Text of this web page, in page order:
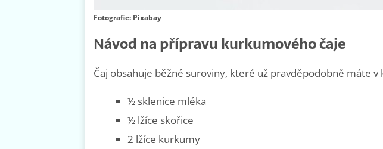
Fotografie: Pixabay
Návod na přípravu kurkumového čaje
Čaj obsahuje běžné suroviny, které už pravděpodobně máte v
½ sklenice mléka
½ lžíce skořice
2 lžíce kurkumy